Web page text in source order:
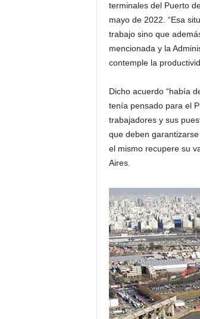
terminales del Puerto
mayo de 2022. “Esa
trabajo sino que
mencionada y la
contemple la
Dicho acuerdo “había
tenía pensado para el
trabajadores y sus
que deben
el mismo recupere su
Aires.